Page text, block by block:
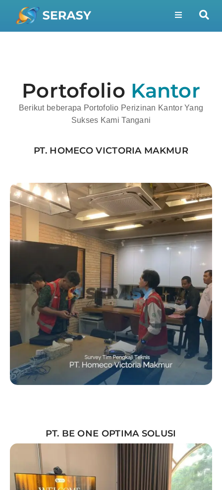
Portofolio Kantor
Berikut beberapa Portofolio Perizinan Kantor Yang
Sukses Kami Tangani
PT. HOMECO VICTORIA MAKMUR
PT. BE ONE OPTIMA SOLUSI